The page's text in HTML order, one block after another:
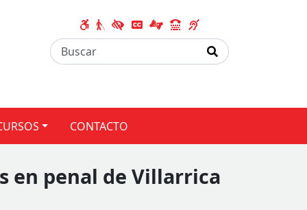
CONTACTO
en penal de Villarrica